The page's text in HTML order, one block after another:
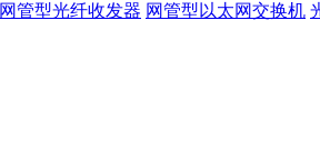
网管型光纤收发器 网管型以太网交换机